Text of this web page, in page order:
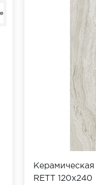
Керамическая
RETT 120x240